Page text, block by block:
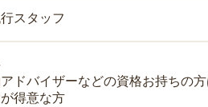
スタッフ
ドバイザーなどの資格お持ちの
得意な方